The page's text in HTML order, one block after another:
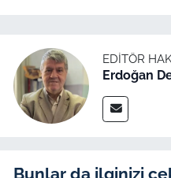
EDITÖR
Erdoğan
Bunlar da ilginizi
Flaş Haber
Dış Haberler